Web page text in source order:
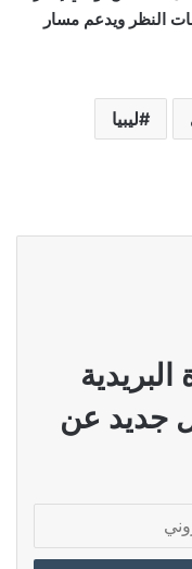
النظر ويدعم مسار
ليبيا
جديد عن